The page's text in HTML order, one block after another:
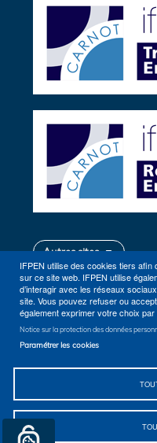
IFPEN utilise des cookies tiers afin
sur ce site web. IFPEN utilise
d’interagir avec les réseaux
site. Vous pouvez refuser ou
également exprimer votre choix
Notice sur la protection des données
Paramétrer les cookies
Autres sites
Plan du
Se rendre à IFPEN (Rueil-
Mentions